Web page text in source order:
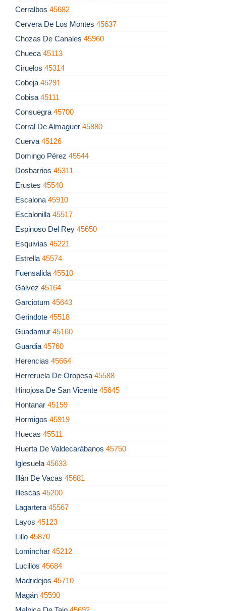
Cerralbos 45682
Cervera De Los Montes 45637
Chozas De Canales 45960
Chueca 45113
Ciruelos 45314
Cobeja 45291
Cobisa 45111
Consuegra 45700
Corral De Almaguer 45880
Cuerva 45126
Domingo Pérez 45544
Dosbarrios 45311
Erustes 45540
Escalona 45910
Escalonilla 45517
Espinoso Del Rey 45650
Esquivias 45221
Estrella 45574
Fuensalida 45510
Gálvez 45164
Garciotum 45643
Gerindote 45518
Guadamur 45160
Guardia 45760
Herencias 45664
Herreruela De Oropesa 45588
Hinojosa De San Vicente 45645
Hontanar 45159
Hormigos 45919
Huecas 45511
Huerta De Valdecarábanos 45750
Iglesuela 45633
Illán De Vacas 45681
Illescas 45200
Lagartera 45567
Layos 45123
Lillo 45870
Lominchar 45212
Lucillos 45684
Madridejos 45710
Magán 45590